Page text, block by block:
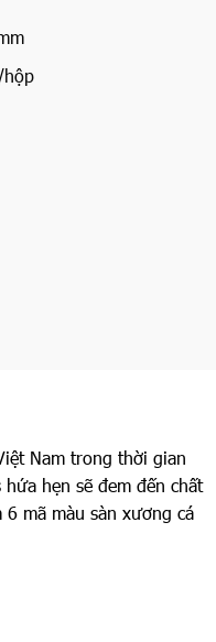
hộp
Nam trong thời gian
hẹn sẽ đem đến chất
mã màu sàn xương cá